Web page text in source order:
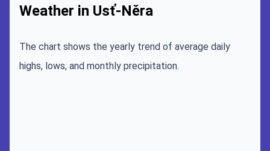
Weather in Usť-Něra
The chart shows the yearly trend of average daily
highs, lows, and monthly precipitation.